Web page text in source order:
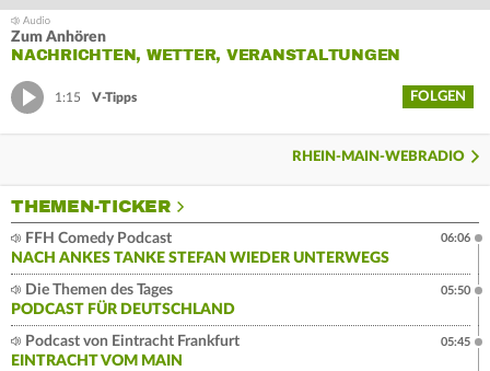
Zum Anhören
NACHRICHTEN, WETTER, VERANSTALTUNGEN
1:15 V-Tipps FOLGEN
RHEIN-MAIN-WEBRADIO
THEMEN-TICKER
FFH Comedy Podcast
NACH ANKES TANKE STEFAN WIEDER UNTERWEGS
06:06
Die Themen des Tages
PODCAST FÜR DEUTSCHLAND
05:50
Podcast von Eintracht Frankfurt
EINTRACHT VOM MAIN
05:45